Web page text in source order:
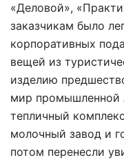
«Деловой»,
заказчикам было
корпоративных
вещей из
изделию
мир промышленной
тепличный
молочный завод и
потом перенесли